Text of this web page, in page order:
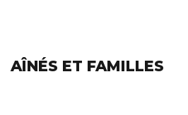
AÎNÉS ET FAMILLES